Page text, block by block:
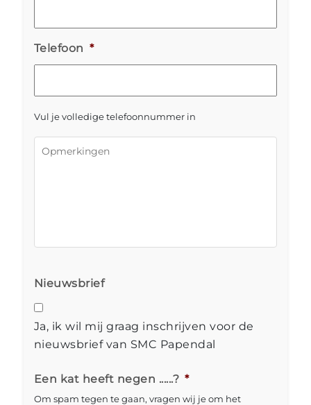
Telefoon *
Vul je volledige telefoonnummer in
Opmerkingen
Nieuwsbrief
Ja, ik wil mij graag inschrijven voor de
nieuwsbrief van SMC Papendal
Een kat heeft negen ......? *
Om spam tegen te gaan, vragen wij je om het